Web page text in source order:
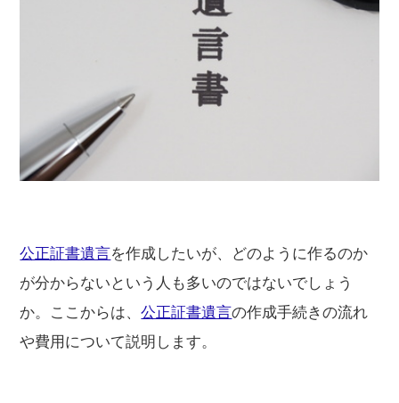
公正証書遺言を作成したいが、どのように作るのか
が分からないという人も多いのではないでしょう
か。ここからは、公正証書遺言の作成手続きの流れ
や費用について説明します。